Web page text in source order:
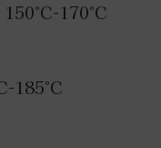
170°C
185°C